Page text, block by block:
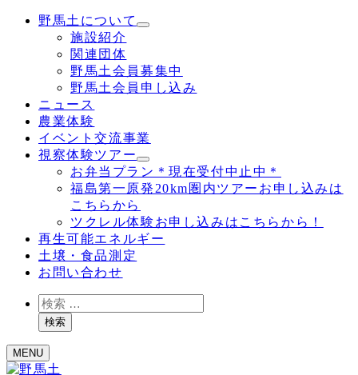
野馬土について
施設紹介
関連団体
野馬土会員募集中
野馬土会員申し込み
ニュース
農業体験
イベント交流事業
視察体験ツアー
お弁当プラン＊現在受付中止中＊
福島第一原発20km圏内ツアーお申し込みは
こちらから
ツクレル体験お申し込みはこちらから！
再生可能エネルギー
土壌・食品測定
お問い合わせ
検
索検索
MENU